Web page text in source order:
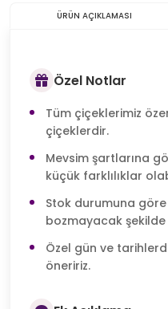
ÜRÜN AÇIKLAMASI
Özel Notlar
Tüm çiçeklerimiz
çiçeklerdir.
Mevsim şartlarına
küçük farklılıklar
Stok durumuna
bozmayacak
Özel gün ve
öneririz.